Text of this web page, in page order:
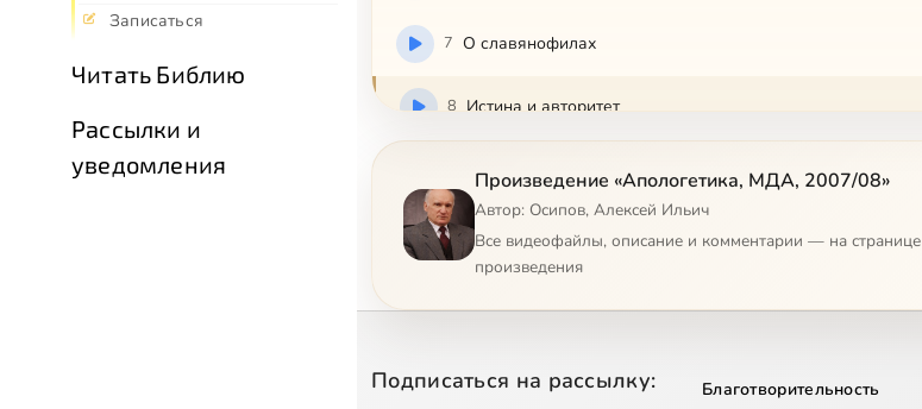
Записаться
Читать Библию
Рассылки и
уведомления
7 О славянофилах
8 Истина и авторитет
Об А. С. Хомякове
10 О Владимире Соловьеве
Произведение «Апологетика, МДА, 2007/08»
Автор: Осипов, Алексей Ильич
Все видеофайлы, описание и комментарии — на странице
произведения
Подписаться на рассылку: Благотворительность